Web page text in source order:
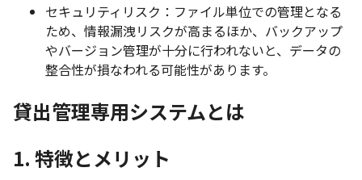
セキュリティリスク：ファイル単位での管理となる
ため、情報漏洩リスクが高まるほか、バックアップ
やバージョン管理が十分に行われないと、データの
整合性が損なわれる可能性があります。
貸出管理専用システムとは
1. 特徴とメリット